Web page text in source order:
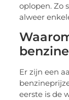
oplopen. Zo
alweer
Er zijn een
eerste is de